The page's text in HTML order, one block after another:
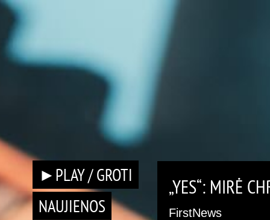
►PLAY / GROTI
NAUJIENOS
„YES“: MIRĖ
FirstNews